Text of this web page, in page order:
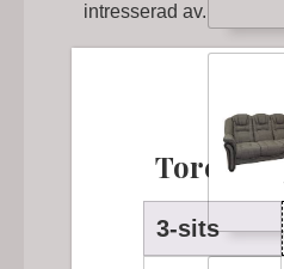
intresserad av.
Torekov
3-sits